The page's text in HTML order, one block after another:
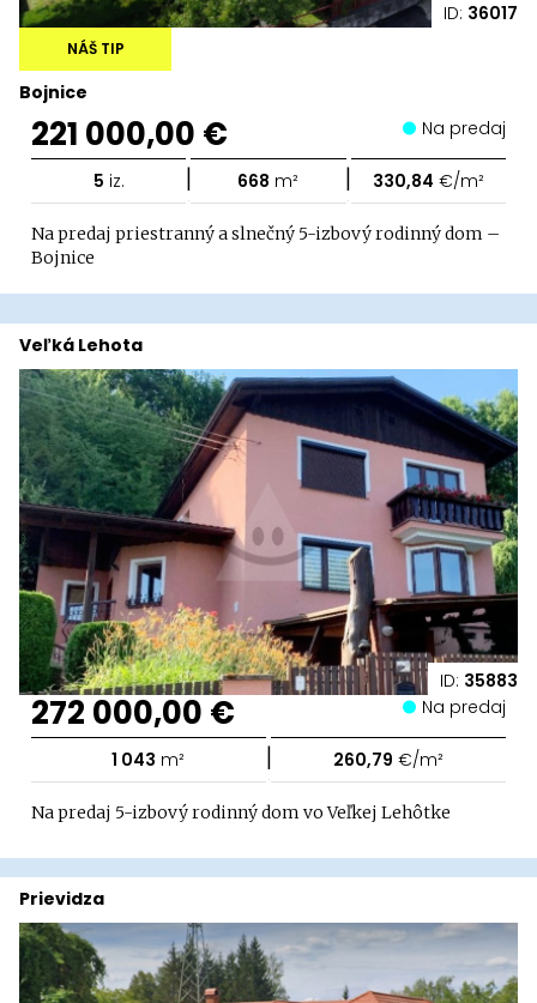
ID: 36017
Bojnice
NÁŠ TIP
221 000,00 € Na predaj
5 iz. | 668 m² | 330,84 €/m²
Na predaj priestranný a slnečný 5-izbový rodinný dom –
Bojnice
ID: 35883
Veľká Lehota
272 000,00 € Na predaj
1 043 m² | 260,79 €/m²
Na predaj 5-izbový rodinný dom vo Veľkej Lehôtke
Prievidza